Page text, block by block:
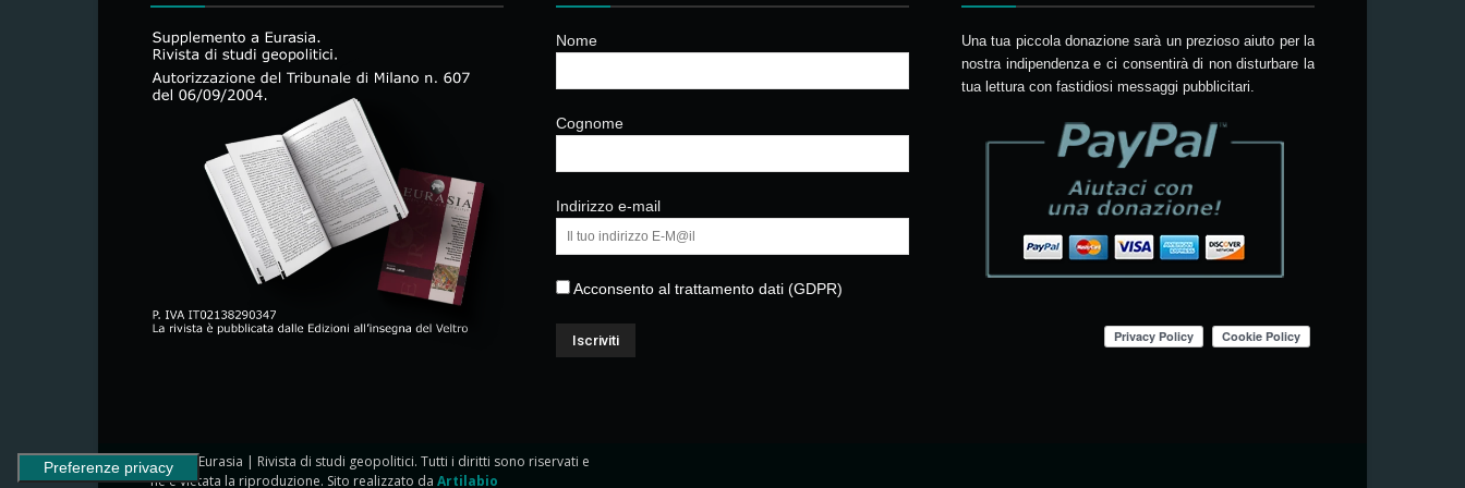
Nome
Cognome
Indirizzo e-mail
Acconsento al trattamento dati (GDPR)
Una tua piccola donazione sarà un prezioso aiuto per la
nostra indipendenza e ci consentirà di non disturbare la
tua lettura con fastidiosi messaggi pubblicitari.
© 2024 Eurasia | Rivista di studi geopolitici. Tutti i diritti sono riservati e
ne è vietata la riproduzione. Sito realizzato da Artilabio